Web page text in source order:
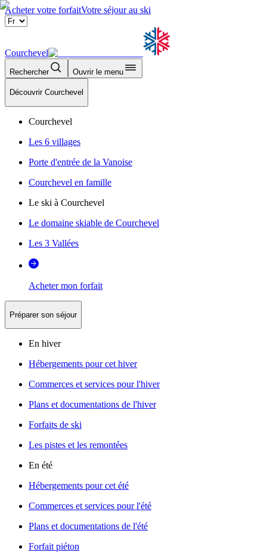
Acheter votre forfaitVotre séjour au ski
Courchevel
Rechercher Ouvrir le menu
Découvrir Courchevel
Courchevel
Les 6 villages
Porte d'entrée de la Vanoise
Courchevel en famille
Le ski à Courchevel
Le domaine skiable de Courchevel
Les 3 Vallées
Acheter mon forfait
Préparer son séjour
En hiver
Hébergements pour cet hiver
Commerces et services pour l'hiver
Plans et documentations de l'hiver
Forfaits de ski
Les pistes et les remontées
En été
Hébergements pour cet été
Commerces et services pour l'été
Plans et documentations de l'été
Forfait piéton